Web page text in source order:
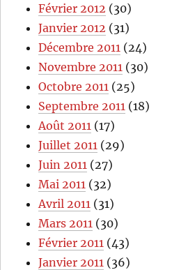
Février 2012 (30)
Janvier 2012 (31)
Décembre 2011 (24)
Novembre 2011 (30)
Octobre 2011 (25)
Septembre 2011 (18)
Août 2011 (17)
Juillet 2011 (29)
Juin 2011 (27)
Mai 2011 (32)
Avril 2011 (31)
Mars 2011 (30)
Février 2011 (43)
Janvier 2011 (36)